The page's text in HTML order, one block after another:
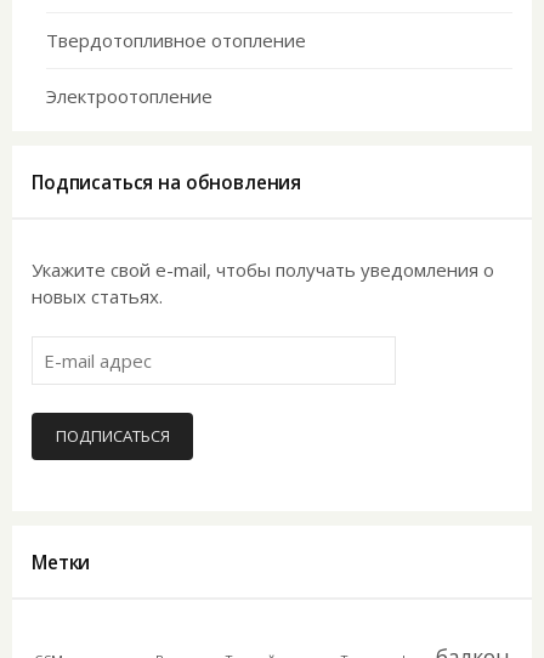
Твердотопливное отопление
Электроотопление
Подписаться на обновления
Укажите свой e-mail, чтобы получать уведомления о
новых статьях.
mail
ПОДПИСАТЬСЯ
Метки